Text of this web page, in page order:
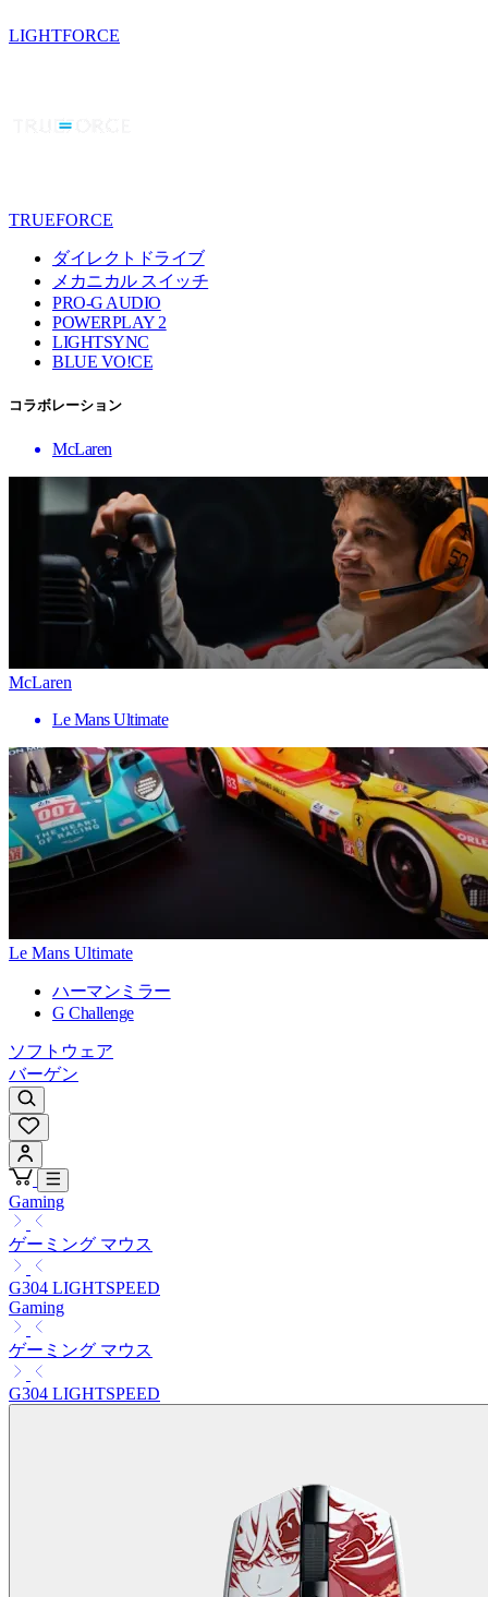
LIGHTFORCE
TRUEFORCE
ダイレクトドライブ
メカニカル スイッチ
PRO-G AUDIO
POWERPLAY 2
LIGHTSYNC
BLUE VO!CE
コラボレーション
McLaren
McLaren
Le Mans Ultimate
Le Mans Ultimate
ハーマンミラー
G Challenge
ソフトウェア
バーゲン
Gaming
ゲーミング マウス
G304 LIGHTSPEED
Gaming
ゲーミング マウス
G304 LIGHTSPEED